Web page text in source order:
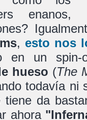
, esto nos
en un
hueso (The
todavía ni
tiene da
ahora